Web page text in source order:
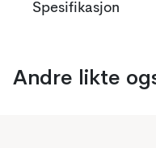
Spesifikasjon
Andre likte